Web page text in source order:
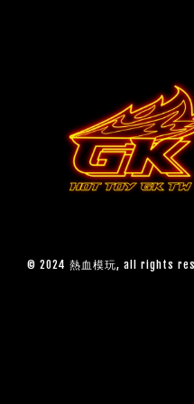
© 2024 熱血模玩, all rights